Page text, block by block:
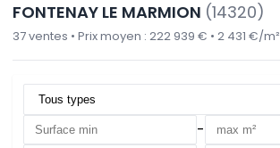
FONTENAY LE MARMION (14320)
37 ventes • Prix moyen : 222 939 € • 2 431 €/m²
-